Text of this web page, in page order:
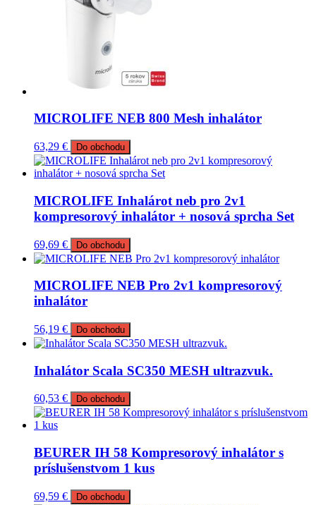
MICROLIFE NEB 800 Mesh inhalátor
63,29 € Do obchodu
MICROLIFE Inhalárot neb pro 2v1
kompresorový inhalátor + nosová sprcha Set
69,69 € Do obchodu
MICROLIFE NEB Pro 2v1 kompresorový
inhalátor
56,19 € Do obchodu
Inhalátor Scala SC350 MESH ultrazvuk.
60,53 € Do obchodu
BEURER IH 58 Kompresorový inhalátor s
príslušenstvom 1 kus
69,59 € Do obchodu